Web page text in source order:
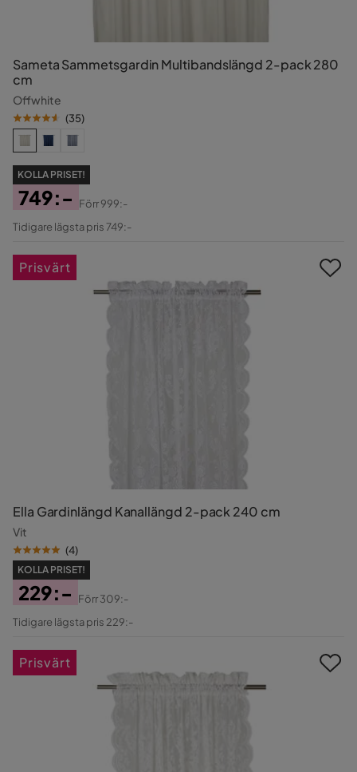
Sameta Sammetsgardin Multibandslängd 2-pack 280
cm
Offwhite
(35)
KOLLA PRISET!
Pris
749:-
Original
Förr999:-
Tidigare lägsta pris 749:-
Ella Gardinlängd Kanallängd 2-pack 240 cm
Vit
(4)
KOLLA PRISET!
Pris
229:-
Original
Förr309:-
Tidigare lägsta pris 229:-
Prisvärt
Prisvärt